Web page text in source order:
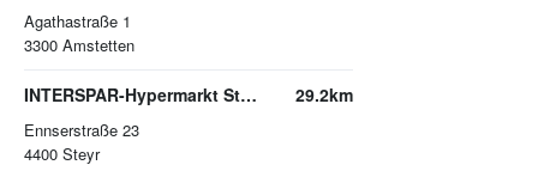
Agathastraße 1
3300 Amstetten
INTERSPAR-Hypermarkt Steyr
Ennserstraße 23
4400 Steyr
29.2km